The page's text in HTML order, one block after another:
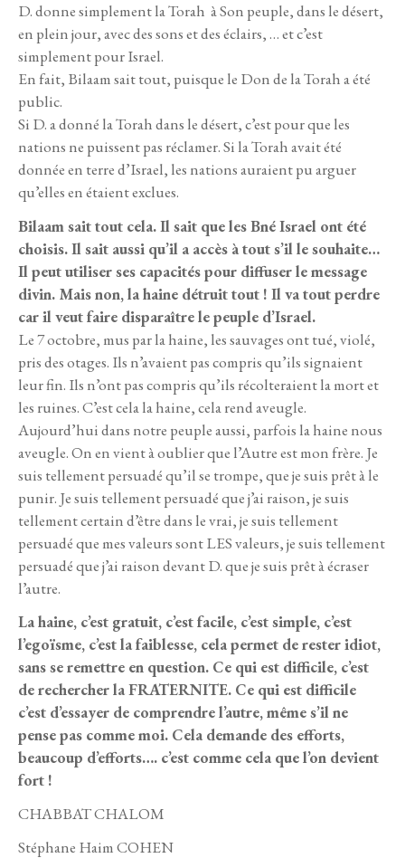
D. donne simplement la Torah à Son peuple, dans le désert,
en plein jour, avec des sons et des éclairs, … et c’est
simplement pour Israel.
En fait, Bilaam sait tout, puisque le Don de la Torah a été
public.
Si D. a donné la Torah dans le désert, c’est pour que les
nations ne puissent pas réclamer. Si la Torah avait été
donnée en terre d’Israel, les nations auraient pu arguer
qu’elles en étaient exclues.
Bilaam sait tout cela. Il sait que les Bné Israel ont été
choisis. Il sait aussi qu’il a accès à tout s’il le souhaite…
Il peut utiliser ses capacités pour diffuser le message
divin. Mais non, la haine détruit tout ! Il va tout perdre
car il veut faire disparaître le peuple d’Israel.
Le 7 octobre, mus par la haine, les sauvages ont tué, violé,
pris des otages. Ils n’avaient pas compris qu’ils signaient
leur fin. Ils n’ont pas compris qu’ils récolteraient la mort et
les ruines. C’est cela la haine, cela rend aveugle.
Aujourd’hui dans notre peuple aussi, parfois la haine nous
aveugle. On en vient à oublier que l’Autre est mon frère. Je
suis tellement persuadé qu’il se trompe, que je suis prêt à le
punir. Je suis tellement persuadé que j’ai raison, je suis
tellement certain d’être dans le vrai, je suis tellement
persuadé que mes valeurs sont LES valeurs, je suis tellement
persuadé que j’ai raison devant D. que je suis prêt à écraser
l’autre.
La haine, c’est gratuit, c’est facile, c’est simple, c’est
l’egoïsme, c’est la faiblesse, cela permet de rester idiot,
sans se remettre en question. Ce qui est difficile, c’est
de rechercher la FRATERNITE. Ce qui est difficile
c’est d’essayer de comprendre l’autre, même s’il ne
pense pas comme moi. Cela demande des efforts,
beaucoup d’efforts…. c’est comme cela que l’on devient
fort !
CHABBAT CHALOM
Stéphane Haim COHEN